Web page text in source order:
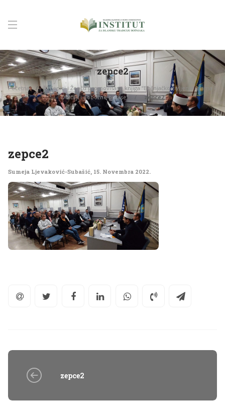
zepce2
Početna
U Zenici i Žepču promovisana knjiga “Bošnjačko življenje islama –
Običaji i pobožne prakse”
zepce2
zepce2
Sumeja Ljevaković-Subašić, 15. Novembra 2022.
zepce2